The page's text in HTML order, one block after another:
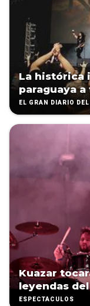
La histórica
paraguaya
EL GRAN DIARIO
Kuazar
leyendas
ESPECTÁCULOS